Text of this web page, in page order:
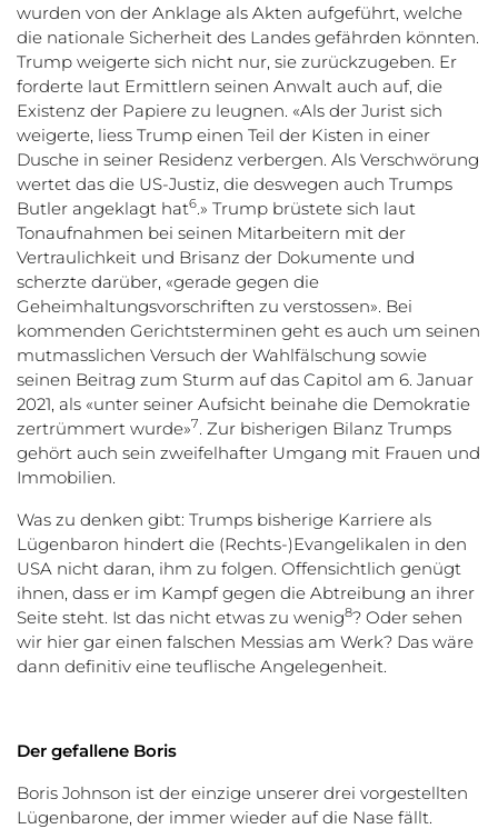
wurden von der Anklage als Akten aufgeführt, welche
die nationale Sicherheit des Landes gefährden könnten.
Trump weigerte sich nicht nur, sie zurückzugeben. Er
forderte laut Ermittlern seinen Anwalt auch auf, die
Existenz der Papiere zu leugnen. «Als der Jurist sich
weigerte, liess Trump einen Teil der Kisten in einer
Dusche in seiner Residenz verbergen. Als Verschwörung
wertet das die US-Justiz, die deswegen auch Trumps
Butler angeklagt hat6.» Trump brüstete sich laut
Tonaufnahmen bei seinen Mitarbeitern mit der
Vertraulichkeit und Brisanz der Dokumente und
scherzte darüber, «gerade gegen die
Geheimhaltungsvorschriften zu verstossen». Bei
kommenden Gerichtsterminen geht es auch um seinen
mutmasslichen Versuch der Wahlfälschung sowie
seinen Beitrag zum Sturm auf das Capitol am 6. Januar
2021, als «unter seiner Aufsicht beinahe die Demokratie
zertrümmert wurde»7. Zur bisherigen Bilanz Trumps
gehört auch sein zweifelhafter Umgang mit Frauen und
Immobilien.
Was zu denken gibt: Trumps bisherige Karriere als
Lügenbaron hindert die (Rechts-)Evangelikalen in den
USA nicht daran, ihm zu folgen. Offensichtlich genügt
ihnen, dass er im Kampf gegen die Abtreibung an ihrer
Seite steht. Ist das nicht etwas zu wenig8? Oder sehen
wir hier gar einen falschen Messias am Werk? Das wäre
dann definitiv eine teuflische Angelegenheit.
Der gefallene Boris
Boris Johnson ist der einzige unserer drei vorgestellten
Lügenbarone, der immer wieder auf die Nase fällt.